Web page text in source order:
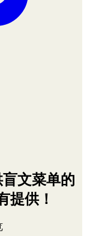
盲文菜单的
提供！